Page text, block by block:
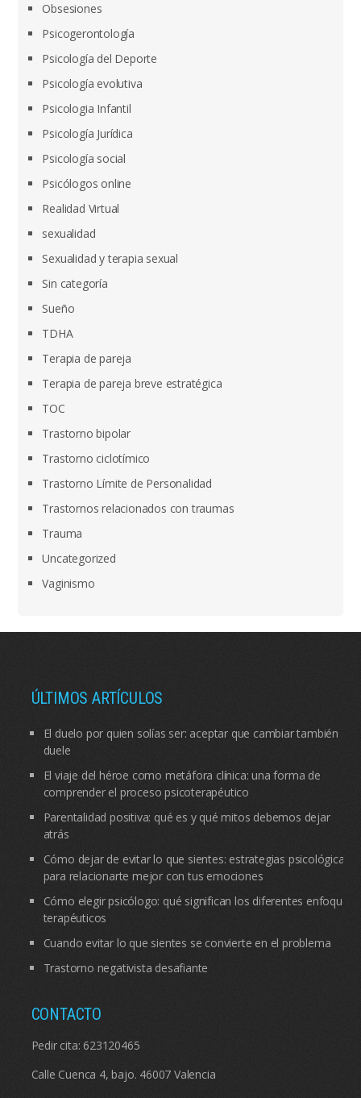
Obsesiones
Psicogerontología
Psicología del Deporte
Psicología evolutiva
Psicologia Infantil
Psicología Jurídica
Psicología social
Psicólogos online
Realidad Virtual
sexualidad
Sexualidad y terapia sexual
Sin categoría
Sueño
TDHA
Terapia de pareja
Terapia de pareja breve estratégica
TOC
Trastorno bipolar
Trastorno ciclotímico
Trastorno Límite de Personalidad
Trastornos relacionados con traumas
Trauma
Uncategorized
Vaginismo
ÚLTIMOS ARTÍCULOS
El duelo por quien solías ser: aceptar que cambiar también
duele
El viaje del héroe como metáfora clínica: una forma de
comprender el proceso psicoterapéutico
Parentalidad positiva: qué es y qué mitos debemos dejar
atrás
Cómo dejar de evitar lo que sientes: estrategias psicológicas
para relacionarte mejor con tus emociones
Cómo elegir psicólogo: qué significan los diferentes enfoques
terapéuticos
Cuando evitar lo que sientes se convierte en el problema
Trastorno negativista desafiante
CONTACTO
Pedir cita: 623120465
Calle Cuenca 4, bajo. 46007 Valencia